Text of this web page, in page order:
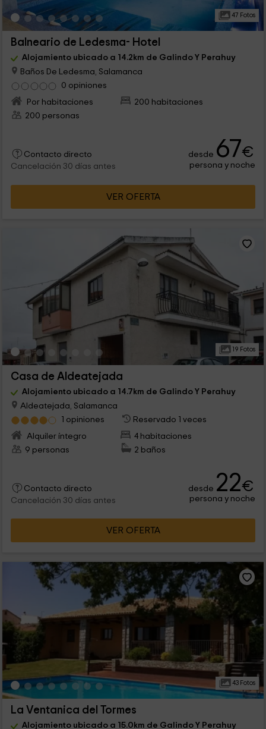
47 Fotos
Balneario de Ledesma- Hotel
Alojamiento ubicado a 14.2km de Galindo Y Perahuy
Baños De Ledesma, Salamanca
0 opiniones
Por habitaciones
200 habitaciones
200 personas
Contacto directo
Cancelación 30 días antes
desde 67€
persona y noche
VER OFERTA
19 Fotos
Casa de Aldeatejada
Alojamiento ubicado a 14.7km de Galindo Y Perahuy
Aldeatejada, Salamanca
1 opiniones
Reservado 1 veces
Alquiler íntegro
4 habitaciones
9 personas
2 baños
Contacto directo
Cancelación 30 días antes
desde 22€
persona y noche
VER OFERTA
43 Fotos
La Ventanica del Tormes
Alojamiento ubicado a 15.0km de Galindo Y Perahuy